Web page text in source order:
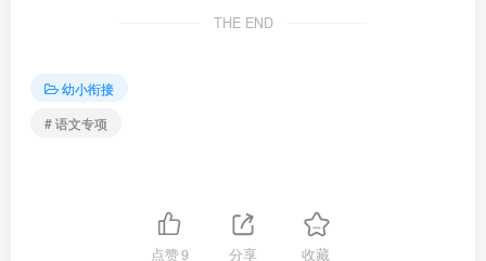
THE END
幼小衔接
# 语文专项
点赞9 分享 收藏